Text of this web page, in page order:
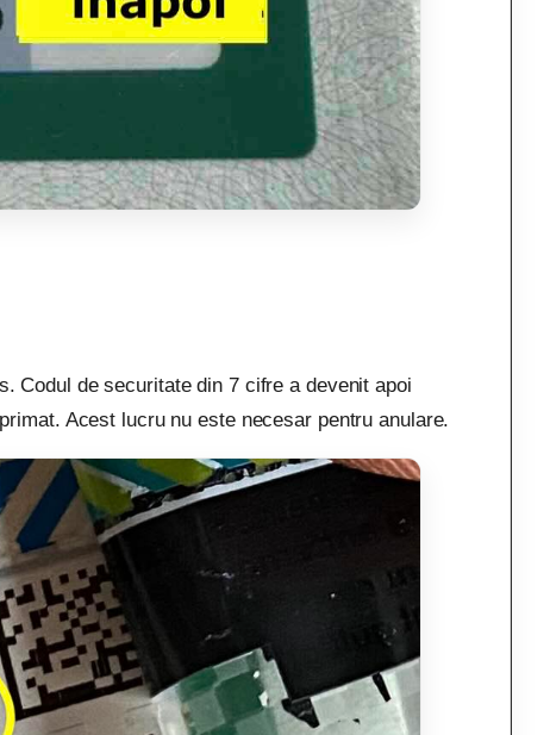
Codul de securitate din 7 cifre a devenit apoi
Acest lucru nu este necesar pentru anulare.